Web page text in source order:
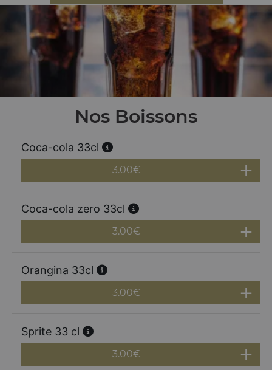
Nos Boissons
Coca-cola 33cl
3.00€
Coca-cola zero 33cl
3.00€
Orangina 33cl
3.00€
Sprite 33 cl
3.00€